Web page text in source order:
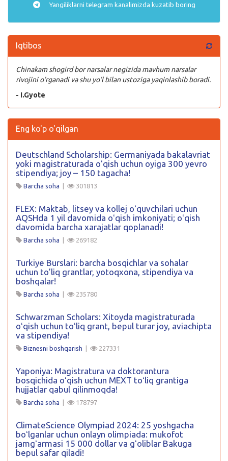
Yangiliklarni telegram kanalimizda kuzatib boring
Iqtibos
Chinakam shogird bor narsalar negizida mavhum narsalar
rivojini o’rganadi va shu yo’l bilan ustoziga yaqinlashib boradi.
- I.Gyote
Eng ko'p o'qilgan
Deutschland Scholarship: Germaniyada bakalavriat
yoki magistraturada oʻqish uchun oyiga 300 yevro
stipendiya; joy – 150 tagacha!
Barcha soha | 301813
FLEX: Maktab, litsey va kollej oʻquvchilari uchun
AQSHda 1 yil davomida oʻqish imkoniyati; oʻqish
davomida barcha xarajatlar qoplanadi!
Barcha soha | 269182
Turkiye Burslari: barcha bosqichlar va sohalar
uchun to’liq grantlar, yotoqxona, stipendiya va
boshqalar!
Barcha soha | 235780
Schwarzman Scholars: Xitoyda magistraturada
oʻqish uchun toʻliq grant, bepul turar joy, aviachipta
va stipendiya!
Biznesni boshqarish | 227331
Yaponiya: Magistratura va doktorantura
bosqichida oʻqish uchun MEXT toʻliq grantiga
hujjatlar qabul qilinmoqda!
Barcha soha | 178797
ClimateScience Olympiad 2024: 25 yoshgacha
boʻlganlar uchun onlayn olimpiada: mukofot
jamgʻarmasi 15 000 dollar va gʻoliblar Bakuga
bepul safar qiladi!